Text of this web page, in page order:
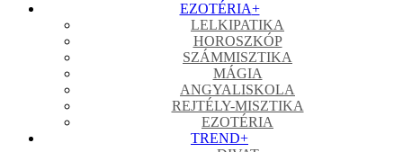
EZOTÉRIA+
LELKIPATIKA
HOROSZKÓP
SZÁMMISZTIKA
MÁGIA
ANGYALISKOLA
REJTÉLY-MISZTIKA
EZOTÉRIA
TREND+